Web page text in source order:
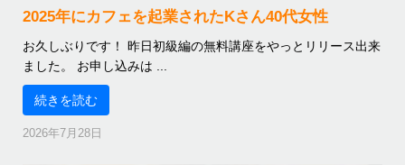
2025年にカフェを起業されたKさん40代女性
お久しぶりです！ 昨日初級編の無料講座をやっとリリース出来
ました。 お申し込みは ...
続きを読む
2026年7月28日